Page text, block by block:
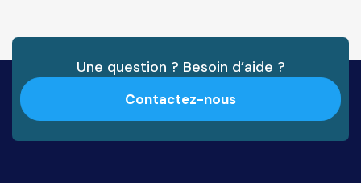
Une question ? Besoin d’aide ?
Contactez-nous